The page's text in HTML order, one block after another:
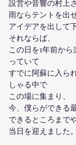
設営や音響の村上
雨ならテントを出
アイデアを出して
それならば、
この日を1年前か
っていて
すでに阿蘇に入ら
しゃる中で
この場に集まり、
今、僕らができる
できるところまで
当日を迎えました。